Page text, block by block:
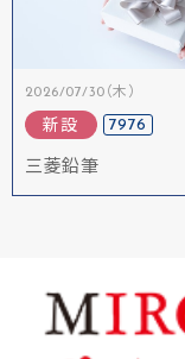
2026/07/30（木）
新設 7976
三菱鉛筆